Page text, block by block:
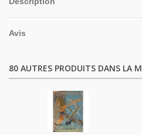
Avis
80 AUTRES PRODUITS DANS LA